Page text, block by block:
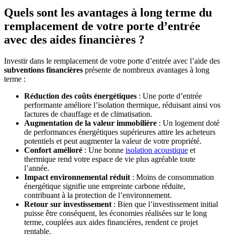
Quels sont les avantages à long terme du
remplacement de votre porte d’entrée
avec des aides financières ?
Investir dans le remplacement de votre porte d’entrée avec l’aide des
subventions financières présente de nombreux avantages à long
terme :
Réduction des coûts énergétiques : Une porte d’entrée
performante améliore l’isolation thermique, réduisant ainsi vos
factures de chauffage et de climatisation.
Augmentation de la valeur immobilière : Un logement doté
de performances énergétiques supérieures attire les acheteurs
potentiels et peut augmenter la valeur de votre propriété.
Confort amélioré : Une bonne isolation acoustique et
thermique rend votre espace de vie plus agréable toute
l’année.
Impact environnemental réduit : Moins de consommation
énergétique signifie une empreinte carbone réduite,
contribuant à la protection de l’environnement.
Retour sur investissement : Bien que l’investissement initial
puisse être conséquent, les économies réalisées sur le long
terme, couplées aux aides financières, rendent ce projet
rentable.